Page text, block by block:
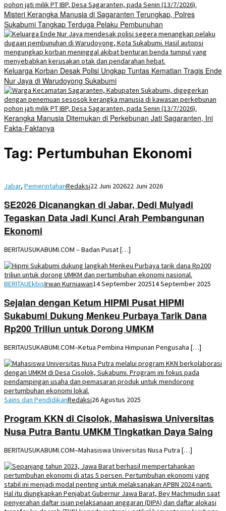
Misteri Kerangka Manusia di Sagaranten Terungkap, Polres
Sukabumi Tangkap Terduga Pelaku Pembunuhan
Keluarga Korban Desak Polisi Ungkap Tuntas Kematian Tragis Ende
Nur Jaya di Warudoyong Sukabumi
Kerangka Manusia Ditemukan di Perkebunan Jati Sagaranten, Ini
Fakta-Faktanya
Tag: Pertumbuhan Ekonomi
Jabar, PemerintahanRedaksi22 Juni 202622 Juni 2026
SE2026 Dicanangkan di Jabar, Dedi Mulyadi
Tegaskan Data Jadi Kunci Arah Pembangunan
Ekonomi
BERITAUSUKABUMI.COM – Badan Pusat […]
BERITAUEkbisIrwan Kurniawan14 September 202514 September 2025
Sejalan dengan Ketum HIPMI Pusat HIPMI
Sukabumi Dukung Menkeu Purbaya Tarik Dana
Rp200 Triliun untuk Dorong UMKM
BERITAUSUKABUMI.COM–Ketua Pembina Himpunan Pengusaha […]
Sains dan PendidikanRedaksi26 Agustus 2025
Program KKN di Cisolok, Mahasiswa Universitas
Nusa Putra Bantu UMKM Tingkatkan Daya Saing
BERITAUSUKABUMI.COM–Mahasiswa Universitas Nusa Putra […]